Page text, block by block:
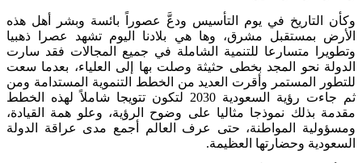
وكأن التاريخ في يوم التأسيس ودعَّ عصوراً بائسة وبشر أهل هذه
الأرض بمستقبل مشرق، وها هي بلادنا اليوم تشهد عصرا ذهبيا
وتطويرا متسارعا للتنمية الشاملة في جميع المجالات فقد سارت
الدولة نحو المجد بخطى حثيثة وصلت بها إلى العلياء، بعدما سعت
للتطور المستمر وأقرت العديد من الخطط التنموية المستدامة ومن
ثم جاءت رؤية السعودية 2030 لتكون تتويجا شاملاً لهذه الخطط
مقدمة بذلك نموذجا مثاليا على وضوح الرؤية، وعلو همة القيادة،
ومسؤولية المواطنة، حتى عرف العالم أجمع مدى عراقة الدولة
السعودية وحضارتها العظيمة.